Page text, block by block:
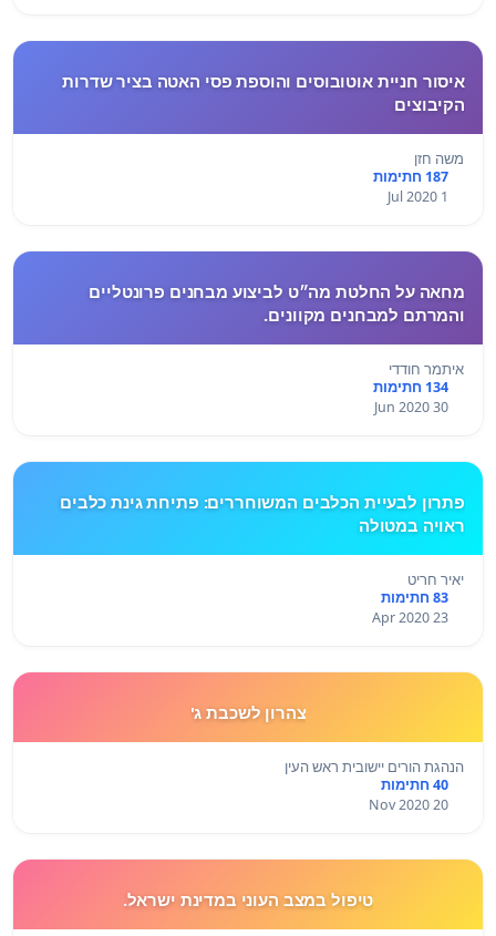
איסור חניית אוטובוסים והוספת פסי האטה בציר שדרות
הקיבוצים
משה חזן
187 חתימות
1 Jul 2020
מחאה על החלטת מה״ט לביצוע מבחנים פרונטליים
והמרתם למבחנים מקוונים.
איתמר חודדי
134 חתימות
30 Jun 2020
פתרון לבעיית הכלבים המשוחררים: פתיחת גינת כלבים
ראויה במטולה
יאיר חריט
83 חתימות
23 Apr 2020
צהרון לשכבת ג'
הנהגת הורים יישובית ראש העין
40 חתימות
20 Nov 2020
טיפול במצב העוני במדינת ישראל.